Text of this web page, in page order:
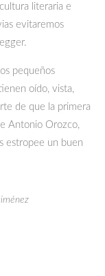
literaria e
evitaremos
pequeños
oído, vista,
de que la primera
Antonio Orozco,
estropee un buen